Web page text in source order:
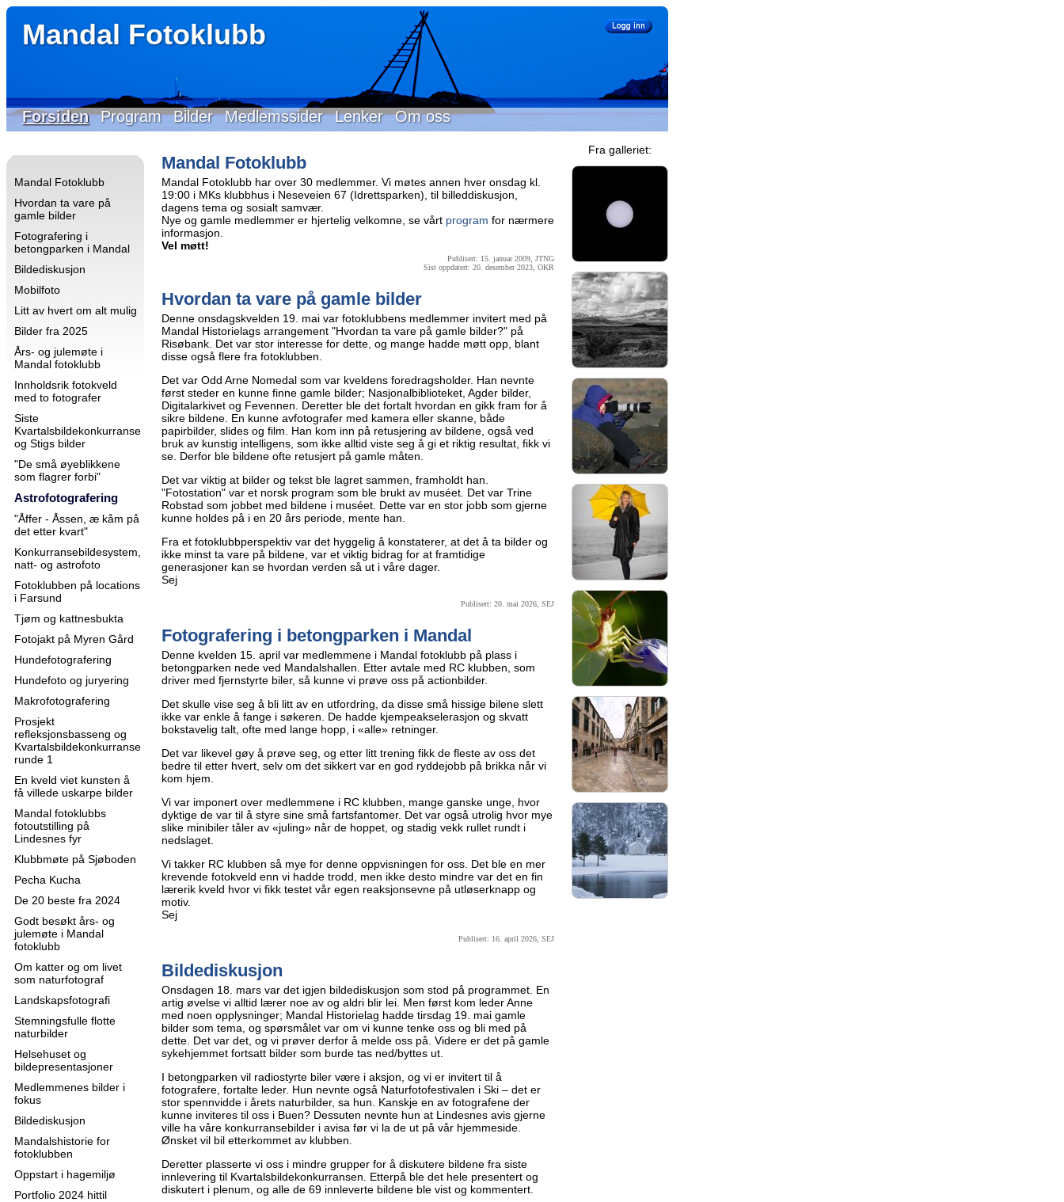
Mandal Fotoklubb
Forsiden Program Bilder Medlemssider Lenker Om oss
Mandal Fotoklubb
Hvordan ta vare på
gamle bilder
Fotografering i
betongparken i Mandal
Bildediskusjon
Mobilfoto
Litt av hvert om alt mulig
Bilder fra 2025
Års- og julemøte i
Mandal fotoklubb
Innholdsrik fotokveld
med to fotografer
Siste
Kvartalsbildekonkurranse
og Stigs bilder
"De små øyeblikkene
som flagrer forbi"
Astrofotografering
"Åffer - Åssen, æ kåm på
det etter kvart"
Konkurransebildesystem,
natt- og astrofoto
Fotoklubben på locations
i Farsund
Tjøm og kattnesbukta
Fotojakt på Myren Gård
Hundefotografering
Hundefoto og juryering
Makrofotografering
Prosjekt
refleksjonsbasseng og
Kvartalsbildekonkurranse
runde 1
En kveld viet kunsten å
få villede uskarpe bilder
Mandal fotoklubbs
fotoutstilling på
Lindesnes fyr
Klubbmøte på Sjøboden
Pecha Kucha
De 20 beste fra 2024
Godt besøkt års- og
julemøte i Mandal
fotoklubb
Om katter og om livet
som naturfotograf
Landskapsfotografi
Stemningsfulle flotte
naturbilder
Helsehuset og
bildepresentasjoner
Medlemmenes bilder i
fokus
Bildediskusjon
Mandalshistorie for
fotoklubben
Oppstart i hagemiljø
Portfolio 2024 hittil
Mandal Fotoklubb
Mandal Fotoklubb har over 30 medlemmer. Vi møtes annen hver onsdag kl.
19:00 i MKs klubbhus i Neseveien 67 (Idrettsparken), til billeddiskusjon,
dagens tema og sosialt samvær.
Nye og gamle medlemmer er hjertelig velkomne, se vårt program for nærmere
informasjon.
Vel møtt!
Publisert: 15. januar 2009, JTNG
Sist oppdatert: 20. desember 2023, OKR
Hvordan ta vare på gamle bilder
Denne onsdagskvelden 19. mai var fotoklubbens medlemmer invitert med på
Mandal Historielags arrangement "Hvordan ta vare på gamle bilder?" på
Risøbank. Det var stor interesse for dette, og mange hadde møtt opp, blant
disse også flere fra fotoklubben.
Det var Odd Arne Nomedal som var kveldens foredragsholder. Han nevnte
først steder en kunne finne gamle bilder; Nasjonalbiblioteket, Agder bilder,
Digitalarkivet og Fevennen. Deretter ble det fortalt hvordan en gikk fram for å
sikre bildene. En kunne avfotografer med kamera eller skanne, både
papirbilder, slides og film. Han kom inn på retusjering av bildene, også ved
bruk av kunstig intelligens, som ikke alltid viste seg å gi et riktig resultat, fikk vi
se. Derfor ble bildene ofte retusjert på gamle måten.
Det var viktig at bilder og tekst ble lagret sammen, framholdt han.
"Fotostation" var et norsk program som ble brukt av muséet. Det var Trine
Robstad som jobbet med bildene i muséet. Dette var en stor jobb som gjerne
kunne holdes på i en 20 års periode, mente han.
Fra et fotoklubbperspektiv var det hyggelig å konstaterer, at det å ta bilder og
ikke minst ta vare på bildene, var et viktig bidrag for at framtidige
generasjoner kan se hvordan verden så ut i våre dager.
Sej
Publisert: 20. mai 2026, SEJ
Fotografering i betongparken i Mandal
Denne kvelden 15. april var medlemmene i Mandal fotoklubb på plass i
betongparken nede ved Mandalshallen. Etter avtale med RC klubben, som
driver med fjernstyrte biler, så kunne vi prøve oss på actionbilder.
Det skulle vise seg å bli litt av en utfordring, da disse små hissige bilene slett
ikke var enkle å fange i søkeren. De hadde kjempeakselerasjon og skvatt
bokstavelig talt, ofte med lange hopp, i «alle» retninger.
Det var likevel gøy å prøve seg, og etter litt trening fikk de fleste av oss det
bedre til etter hvert, selv om det sikkert var en god ryddejobb på brikka når vi
kom hjem.
Vi var imponert over medlemmene i RC klubben, mange ganske unge, hvor
dyktige de var til å styre sine små fartsfantomer. Det var også utrolig hvor mye
slike minibiler tåler av «juling» når de hoppet, og stadig vekk rullet rundt i
nedslaget.
Vi takker RC klubben så mye for denne oppvisningen for oss. Det ble en mer
krevende fotokveld enn vi hadde trodd, men ikke desto mindre var det en fin
lærerik kveld hvor vi fikk testet vår egen reaksjonsevne på utløserknapp og
motiv.
Sej
Publisert: 16. april 2026, SEJ
Bildediskusjon
Onsdagen 18. mars var det igjen bildediskusjon som stod på programmet. En
artig øvelse vi alltid lærer noe av og aldri blir lei. Men først kom leder Anne
med noen opplysninger; Mandal Historielag hadde tirsdag 19. mai gamle
bilder som tema, og spørsmålet var om vi kunne tenke oss og bli med på
dette. Det var det, og vi prøver derfor å melde oss på. Videre er det på gamle
sykehjemmet fortsatt bilder som burde tas ned/byttes ut.
I betongparken vil radiostyrte biler være i aksjon, og vi er invitert til å
fotografere, fortalte leder. Hun nevnte også Naturfotofestivalen i Ski – det er
stor spennvidde i årets naturbilder, sa hun. Kanskje en av fotografene der
kunne inviteres til oss i Buen? Dessuten nevnte hun at Lindesnes avis gjerne
ville ha våre konkurransebilder i avisa før vi la de ut på vår hjemmeside.
Ønsket vil bil etterkommet av klubben.
Deretter plasserte vi oss i mindre grupper for å diskutere bildene fra siste
innlevering til Kvartalsbildekonkurransen. Etterpå ble det hele presentert og
diskutert i plenum, og alle de 69 innleverte bildene ble vist og kommentert.
Fra galleriet: